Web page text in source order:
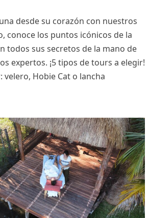
desde su corazón con nuestros
conoce los puntos icónicos de la
todos sus secretos de la mano de
expertos. ¡5 tipos de tours a elegir!
velero, Hobie Cat o lancha